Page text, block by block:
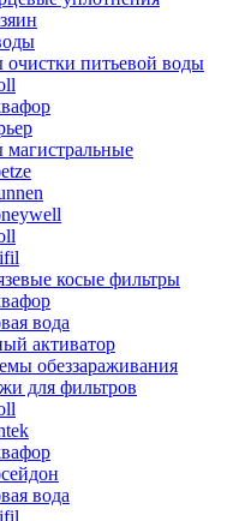
питьевой воды
косые фильтры
вода
активатор
обеззараживания
для фильтров
вода